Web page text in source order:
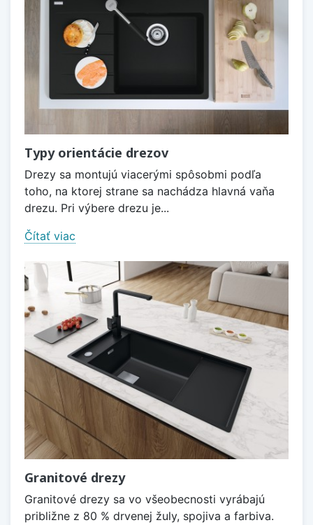
Typy orientácie drezov
Drezy sa montujú viacerými spôsobmi podľa
toho, na ktorej strane sa nachádza hlavná vaňa
drezu. Pri výbere drezu je...
Čítať viac
Granitové drezy
Granitové drezy sa vo všeobecnosti vyrábajú
približne z 80 % drvenej žuly, spojiva a farbiva.